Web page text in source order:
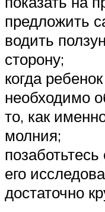
предложить
водить
сторону;
когда
необходимо
то, как
молния;
его
достаточно